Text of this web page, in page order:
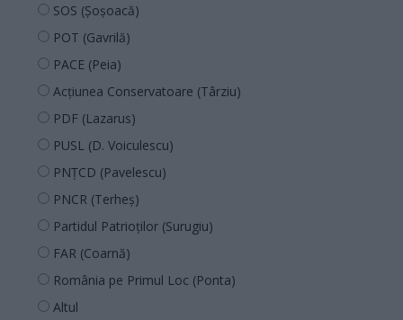
SOS (Șoșoacă)
POT (Gavrilă)
PACE (Peia)
Acțiunea Conservatoare (Târziu)
PDF (Lazarus)
PUSL (D. Voiculescu)
PNȚCD (Pavelescu)
PNCR (Terheș)
Partidul Patrioților (Surugiu)
FAR (Coarnă)
România pe Primul Loc (Ponta)
Altul